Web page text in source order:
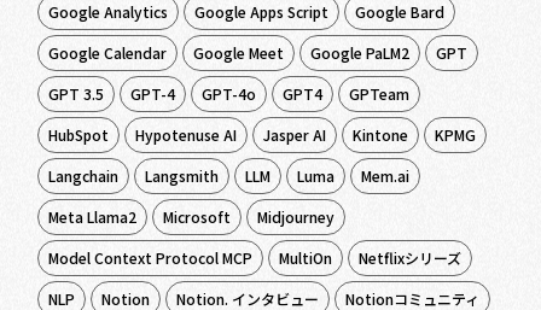
Google Analytics
Google Apps Script
Google Bard
Google Calendar
Google Meet Google PaLM2
GPT
GPT 3.5
GPT-4 GPT-4o GPT4
GPTeam
HubSpot
Hypotenuse AI Jasper AI Kintone
KPMG
Langchain
Langsmith LLM Luma
Mem.ai
Meta Llama2
Microsoft
Midjourney
Model Context Protocol MCP
MultiOn
Netflixシリーズ
NLP
Notion Notion. インタビュー
Notionコミュニティ